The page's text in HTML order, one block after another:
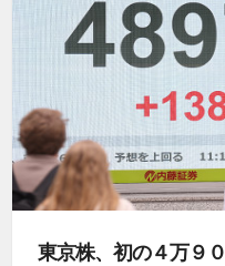
東京株、初の４万９